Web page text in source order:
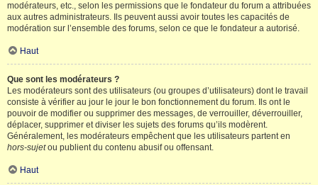
modérateurs, etc., selon les permissions que le fondateur du forum a attribuées
aux autres administrateurs. Ils peuvent aussi avoir toutes les capacités de
modération sur l’ensemble des forums, selon ce que le fondateur a autorisé.
Haut
Que sont les modérateurs ?
Les modérateurs sont des utilisateurs (ou groupes d’utilisateurs) dont le travail
consiste à vérifier au jour le jour le bon fonctionnement du forum. Ils ont le
pouvoir de modifier ou supprimer des messages, de verrouiller, déverrouiller,
déplacer, supprimer et diviser les sujets des forums qu’ils modèrent.
Généralement, les modérateurs empêchent que les utilisateurs partent en
hors-sujetou publient du contenu abusif ou offensant.
Haut